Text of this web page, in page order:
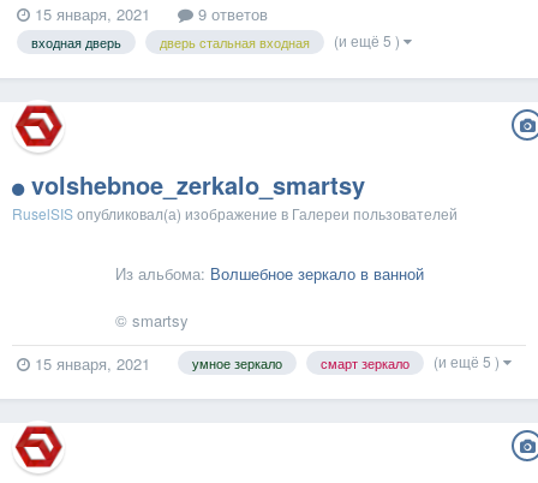
15 января, 2021 9 ответов
входная дверь дверь стальная входная (и ещё 5 )
volshebnoe_zerkalo_smartsy
RuselSISопубликовал(а) изображение в Галереи пользователей
Из альбома: Волшебное зеркало в ванной
© smartsy
15 января, 2021
умное зеркало смарт зеркало (и ещё 5 )